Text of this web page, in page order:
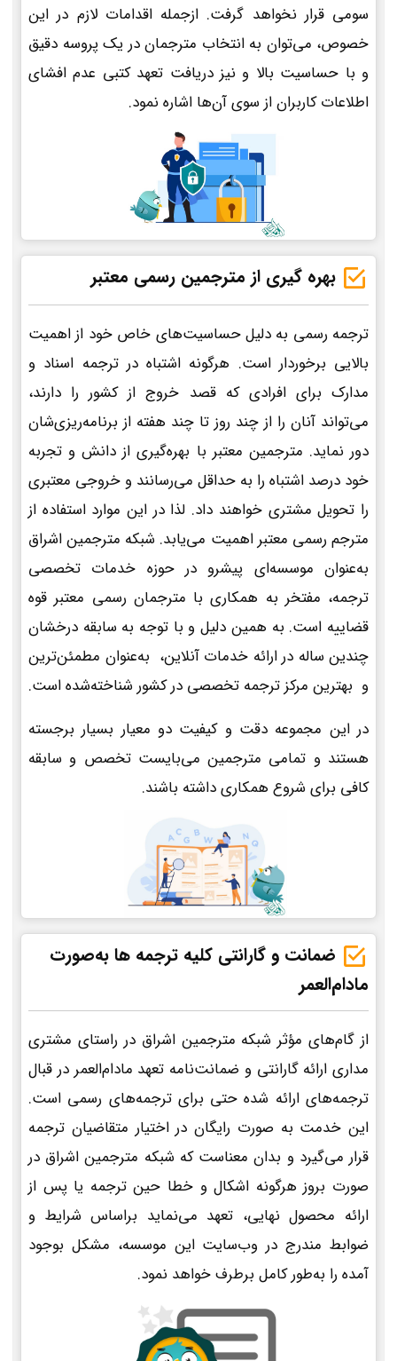
سومی قرار نخواهد گرفت. ازجمله اقدامات لازم در این
خصوص، می‌توان به انتخاب مترجمان در یک پروسه دقیق
و با حساسیت بالا و نیز دریافت تعهد کتبی عدم افشای
اطلاعات کاربران از سوی آن‌ها اشاره نمود.
بهره گیری از مترجمین رسمی معتبر
ترجمه رسمی به دلیل حساسیت‌های خاص خود از اهمیت
بالایی برخوردار است. هرگونه اشتباه در ترجمه اسناد و
مدارک برای افرادی که قصد خروج از کشور را دارند،
می‌تواند آنان را از چند روز تا چند هفته از برنامه‌ریزی‌شان
دور نماید. مترجمین معتبر با بهره‌گیری از دانش و تجربه
خود درصد اشتباه را به حداقل می‌رسانند و خروجی معتبری
را تحویل مشتری خواهند داد. لذا در این موارد استفاده از
مترجم رسمی معتبر اهمیت می‌یابد. شبکه مترجمین اشراق
به‌عنوان موسسه‌ای پیشرو در حوزه خدمات تخصصی
ترجمه، مفتخر به همکاری با مترجمان رسمی معتبر قوه
قضاییه است. به همین دلیل و با توجه به سابقه درخشان
چندین ساله در ارائه خدمات آنلاین، به‌عنوان مطمئن‌ترین
و بهترین مرکز ترجمه تخصصی در کشور شناخته‌شده است.
در این مجموعه دقت و کیفیت دو معیار بسیار برجسته
هستند و تمامی مترجمین می‌بایست تخصص و سابقه
کافی برای شروع همکاری داشته باشند.
ضمانت و گارانتی کلیه ترجمه ها به‌صورت
مادام‌العمر
از گام‌های مؤثر شبکه مترجمین اشراق در راستای مشتری
مداری ارائه گارانتی و ضمانت‌نامه تعهد مادام‌العمر در قبال
ترجمه‌های ارائه شده حتی برای ترجمه‌های رسمی است.
این خدمت به صورت رایگان در اختیار متقاضیان ترجمه
قرار می‌گیرد و بدان معناست که شبکه مترجمین اشراق در
صورت بروز هرگونه اشکال و خطا حین ترجمه یا پس از
ارائه محصول نهایی، تعهد می‌نماید براساس شرایط و
ضوابط مندرج در وب‌سایت این موسسه، مشکل بوجود
آمده را به‌طور کامل برطرف خواهد نمود.